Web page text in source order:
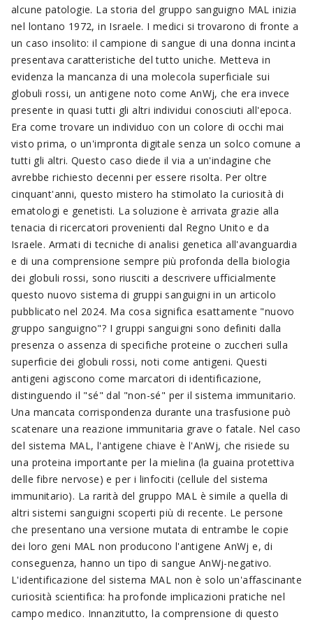
alcune patologie. La storia del gruppo sanguigno MAL inizia
nel lontano 1972, in Israele. I medici si trovarono di fronte a
un caso insolito: il campione di sangue di una donna incinta
presentava caratteristiche del tutto uniche. Metteva in
evidenza la mancanza di una molecola superficiale sui
globuli rossi, un antigene noto come AnWj, che era invece
presente in quasi tutti gli altri individui conosciuti all'epoca.
Era come trovare un individuo con un colore di occhi mai
visto prima, o un'impronta digitale senza un solco comune a
tutti gli altri. Questo caso diede il via a un'indagine che
avrebbe richiesto decenni per essere risolta. Per oltre
cinquant'anni, questo mistero ha stimolato la curiosità di
ematologi e genetisti. La soluzione è arrivata grazie alla
tenacia di ricercatori provenienti dal Regno Unito e da
Israele. Armati di tecniche di analisi genetica all'avanguardia
e di una comprensione sempre più profonda della biologia
dei globuli rossi, sono riusciti a descrivere ufficialmente
questo nuovo sistema di gruppi sanguigni in un articolo
pubblicato nel 2024. Ma cosa significa esattamente "nuovo
gruppo sanguigno"? I gruppi sanguigni sono definiti dalla
presenza o assenza di specifiche proteine o zuccheri sulla
superficie dei globuli rossi, noti come antigeni. Questi
antigeni agiscono come marcatori di identificazione,
distinguendo il "sé" dal "non-sé" per il sistema immunitario.
Una mancata corrispondenza durante una trasfusione può
scatenare una reazione immunitaria grave o fatale. Nel caso
del sistema MAL, l'antigene chiave è l'AnWj, che risiede su
una proteina importante per la mielina (la guaina protettiva
delle fibre nervose) e per i linfociti (cellule del sistema
immunitario). La rarità del gruppo MAL è simile a quella di
altri sistemi sanguigni scoperti più di recente. Le persone
che presentano una versione mutata di entrambe le copie
dei loro geni MAL non producono l'antigene AnWj e, di
conseguenza, hanno un tipo di sangue AnWj-negativo.
L'identificazione del sistema MAL non è solo un'affascinante
curiosità scientifica: ha profonde implicazioni pratiche nel
campo medico. Innanzitutto, la comprensione di questo